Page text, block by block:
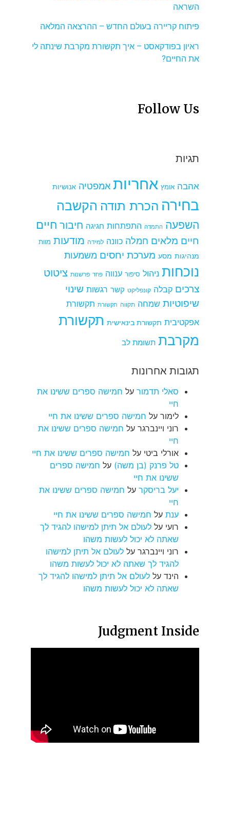
השראה
פיתוח קריירה בעולם החדש – ההרצאה המלאה
ראיון בפודקאסט – איך תקשורת מקרבת שינתה לי
את החיים?
Follow Us
תגיות
אהבה אומץ אחריות אמפטיה אנושיות
בחירה הכרת תודה הקשבה
השפעה התמדה התפתחות חגיגה חיבור חיים
חיים מלאים חמלה כוונה למידה מודעות מוות
מנהיגות מסע מערכת יחסים משמעות
נוכחות ניהול סיפור ענווה פחד פרשנות ציטוט
צרכים קבלה קונפליקט קשר רגשות שינוי
שיפוטיות שמחה תקווה תקשורת תקשורת
אפקטיבית תקשורת בינאישית תקשורת
מקרבת תשומת לב
תגובות אחרונות
סאלי תדמור על חמישה ספרים ששינו את
חיי
לימור על חמישה ספרים ששינו את חיי
רוני ויינברגר על חמישה ספרים ששינו את
חיי
אורלי ביטי על חמישה ספרים ששינו את חיי
טל פרנק (בן משה) על חמישה ספרים
ששינו את חיי
יעל בריסקר על חמישה ספרים ששינו את
חיי
ענת על חמישה ספרים ששינו את חיי
רועי על לעולם אל תיתן למישהו להגיד לך
שאתה לא יכול לעשות משהו
רוני ויינברגר על לעולם אל תיתן למישהו
להגיד לך שאתה לא יכול לעשות משהו
הינד על לעולם אל תיתן למישהו להגיד לך
שאתה לא יכול לעשות משהו
Judgment Inside